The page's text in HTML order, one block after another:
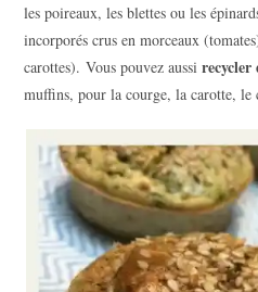
les poireaux, les blettes ou les
incorporés crus en morceaux
carottes). Vous pouvez aussirecycler
muffins, pour la courge, la carotte, le